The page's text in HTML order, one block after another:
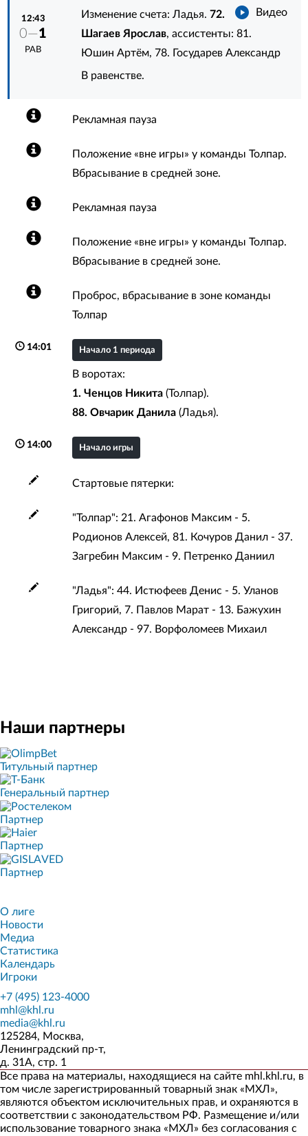
12:43
0—1
РАВ
Видео
Изменение счета: Ладья.72.
Шагаев Ярослав, ассистенты:81.
Юшин Артём, 78. Государев Александр
В равенстве.
Рекламная пауза
Положение «вне игры» у команды Толпар.
Вбрасывание в средней зоне.
Рекламная пауза
Положение «вне игры» у команды Толпар.
Вбрасывание в средней зоне.
Проброс, вбрасывание в зоне команды
Толпар
14:01 Начало 1 периода
В воротах:
1. Ченцов Никита(Толпар).
88. Овчарик Данила(Ладья).
14:00 Начало игры
Стартовые пятерки:
"Толпар": 21. Агафонов Максим - 5.
Родионов Алексей, 81. Кочуров Данил - 37.
Загребин Максим - 9. Петренко Даниил
"Ладья": 44. Истюфеев Денис - 5. Уланов
Григорий, 7. Павлов Марат - 13. Бажухин
Александр - 97. Ворфоломеев Михаил
Наши партнеры
Титульный партнер
Генеральный партнер
Партнер
Партнер
Партнер
О лиге
Новости
Медиа
Статистика
Календарь
Игроки
+7 (495) 123-4000
mhl@khl.ru
media@khl.ru
125284, Москва,
Ленинградский пр-т,
д. 31А, стр. 1
Все права на материалы, находящиеся на сайте mhl.khl.ru, в
том числе зарегистрированный товарный знак «МХЛ»,
являются объектом исключительных прав, и охраняются в
соответствии с законодательством РФ. Размещение и/или
использование товарного знака «МХЛ» без согласования с